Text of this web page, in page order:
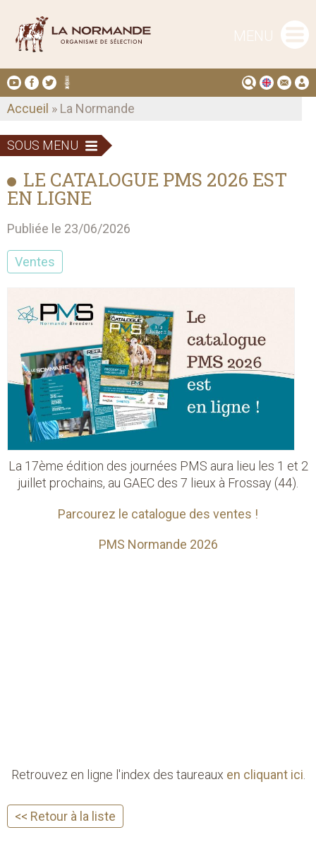
MENU
Accueil » La Normande
SOUS MENU
LE CATALOGUE PMS 2026 EST
EN LIGNE
Publiée le 23/06/2026
Ventes
La 17ème édition des journées PMS aura lieu les 1 et 2
juillet prochains, au GAEC des 7 lieux à Frossay (44).
Parcourez le catalogue des ventes !
PMS Normande 2026
Retrouvez en ligne l'index des taureaux en cliquant ici
<< Retour à la liste